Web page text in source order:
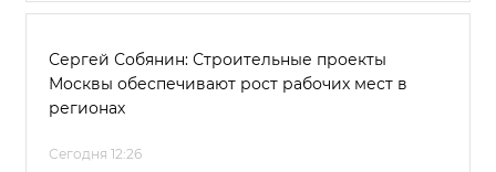
Сергей Собянин: Строительные проекты
Москвы обеспечивают рост рабочих мест в
регионах
Сегодня 12:26